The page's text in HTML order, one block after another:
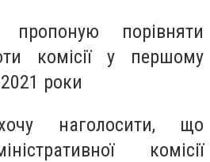
порівняти
комісії у першому
роки
наголосити, що
комісії